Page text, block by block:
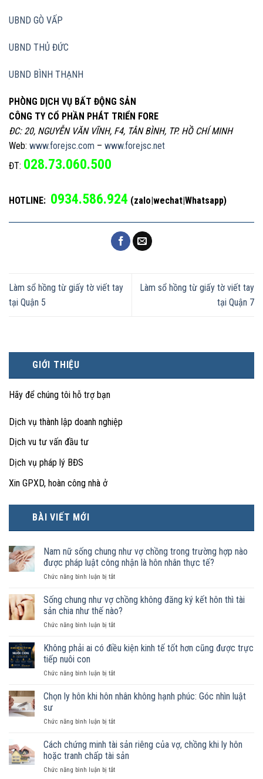
GIỚI THIỆU
Hãy để chúng tôi hỗ trợ bạn
Dịch vụ thành lập doanh nghiệp
Dịch vu tư vấn đầu tư
Dịch vụ pháp lý BĐS
Xin GPXD, hoàn công nhà ở
BÀI VIẾT MỚI
Nam nữ sống chung như vợ chồng trong trường hợp nào
được pháp luật công nhận là hôn nhân thực tế?
Chức năng bình luận bị tắtở
nữ
sống
chung
như
chồng
hợp
được
công
là
hôn
Sống chung như vợ chồng không đăng ký kết hôn thì tài
sản chia như thế nào?
Chức năng bình luận bị tắtở
chung
chồng
đăng
hôn
tài
sản
như
Không phải ai có điều kiện kinh tế tốt hơn cũng được trực
tiếp nuôi con
Chức năng bình luận bị tắtở
phải
điều
kinh
tế
hơn
Chọn ly hôn khi hôn nhân không hạnh phúc: Góc nhìn luật
sư
Chức năng bình luận bị tắtở
ly
hôn
khi
hôn
Cách chứng minh tài sản riêng của vợ, chồng khi ly hôn
hoặc tranh chấp tài sản
Chức năng bình luận bị tắtở
UBND GÒ VẤP
UBND THỦ ĐỨC
UBND BÌNH THẠNH
PHÒNG DỊCH VỤ BẤT ĐỘNG SẢN
CÔNG TY CỔ PHẦN PHÁT TRIỂN FORE
ĐC: 20, NGUYỄN VĂN VĨNH, F4, TÂN BÌNH, TP. HỒ CHÍ MINH
Web: www.forejsc.com – www.forejsc.net
ĐT: 028.73.060.500
HOTLINE: 0934.586.924 (zalo|wechat|Whatsapp)
Làm sổ hồng từ giấy tờ viết tay
tại Quận 5
Làm sổ hồng từ giấy tờ viết tay
tại Quận 7